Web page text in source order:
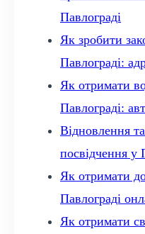
Павлограді
Як зробити
Павлограді:
Як отримати
Павлограді:
Відновлення
посвідчення у
Як отримати
Павлограді
Як отримати